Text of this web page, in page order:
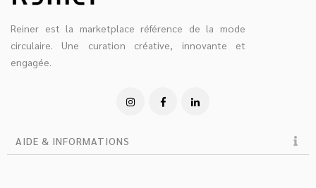
Reiner est la marketplace référence de la mode
circulaire. Une curation créative, innovante et
engagée.
AIDE & INFORMATIONS